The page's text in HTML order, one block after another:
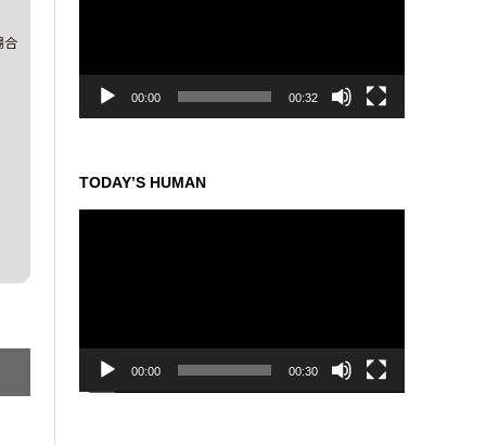
合
00:00 00:32
TODAY’S HUMAN
00:00 00:30